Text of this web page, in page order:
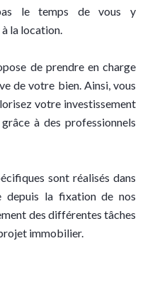
le temps de vous y
la location.
de prendre en charge
de votre bien. Ainsi, vous
votre investissement
à des professionnels
sont réalisés dans
depuis la fixation de nos
des différentes tâches
immobilier.